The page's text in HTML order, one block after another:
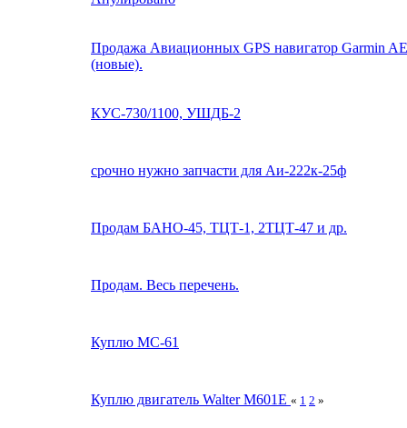
Продажа Авиационных GPS навигатор Garmin
(новые).
КУС-730/1100, УШДБ-2
срочно нужно запчасти для Аи-222к-25ф
Продам БАНО-45, ТЦТ-1, 2ТЦТ-47 и др.
Продам. Весь перечень.
Куплю МС-61
Куплю двигатель Walter M601E « 1 2 »